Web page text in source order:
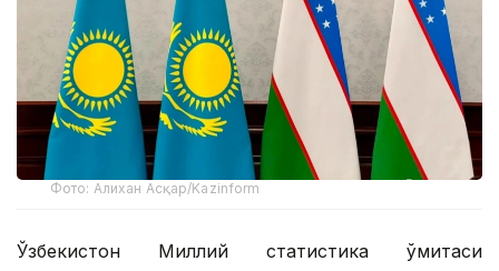
Фото: Алихан Асқар/Kazinform
Ўзбекистон Миллий статистика қўмитаси